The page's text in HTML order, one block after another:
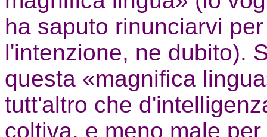
ha saputo rinunciarvi
l'intenzione, ne dubito).
questa «magnifica
tutt'altro che
coltiva, e meno male